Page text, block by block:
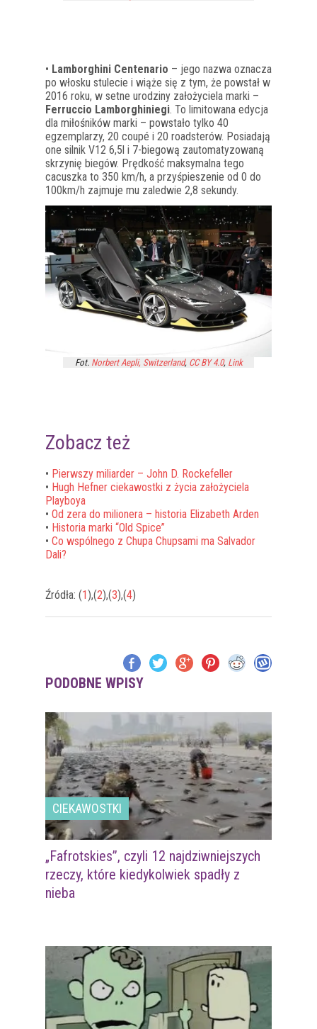
• Lamborghini Centenario – jego nazwa oznacza
po włosku stulecie i wiąże się z tym, że powstał w
2016 roku, w setne urodziny założyciela marki –
Ferruccio Lamborghiniegi. To limitowana edycja
dla miłośników marki – powstało tylko 40
egzemplarzy, 20 coupé i 20 roadsterów. Posiadają
one silnik V12 6,5l i 7-biegową zautomatyzowaną
skrzynię biegów. Prędkość maksymalna tego
cacuszka to 350 km/h, a przyśpieszenie od 0 do
100km/h zajmuje mu zaledwie 2,8 sekundy.
Fot. Norbert Aepli, Switzerland, CC BY 4.0, Link
Zobacz też
• Pierwszy miliarder – John D. Rockefeller
• Hugh Hefner ciekawostki z życia założyciela
Playboya
• Od zera do milionera – historia Elizabeth Arden
• Historia marki “Old Spice”
• Co wspólnego z Chupa Chupsami ma Salvador
Dali?
Źródła: (1),(2),(3),(4)
PODOBNE WPISY
CIEKAWOSTKI
„Fafrotskies”, czyli 12 najdziwniejszych
rzeczy, które kiedykolwiek spadły z
nieba